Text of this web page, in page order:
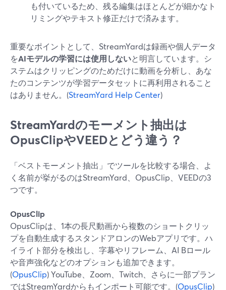
も付いているため、残る編集はほとんどが細かなト
リミングやテキスト修正だけで済みます。
重要なポイントとして、StreamYardは録画や個人データ
をAIモデルの学習には使用しないと明言しています。シ
ステムはクリッピングのためだけに動画を分析し、あな
たのコンテンツが学習データセットに再利用されること
はありません。(StreamYard Help Center)
StreamYardのモーメント抽出は
OpusClipやVEEDとどう違う？
「ベストモーメント抽出」でツールを比較する場合、よ
く名前が挙がるのはStreamYard、OpusClip、VEEDの3
つです。
OpusClip
OpusClipは、1本の長尺動画から複数のショートクリッ
プを自動生成するスタンドアロンのWebアプリです。ハ
イライト部分を検出し、字幕やリフレーム、AI Bロール
や音声強化などのオプションも追加できます。
(OpusClip) YouTube、Zoom、Twitch、さらに一部プラン
ではStreamYardからもインポート可能です。(OpusClip)